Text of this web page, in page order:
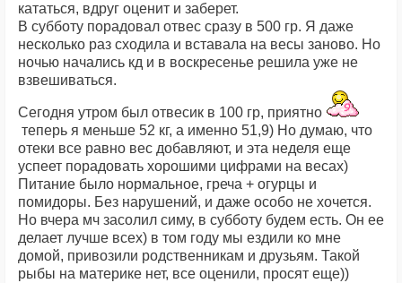
кататься, вдруг оценит и заберет.
В субботу порадовал отвес сразу в 500 гр. Я даже
несколько раз сходила и вставала на весы заново. Но
ночью начались кд и в воскресенье решила уже не
взвешиваться.
Сегодня утром был отвесик в 100 гр, приятно
теперь я меньше 52 кг, а именно 51,9) Но думаю, что
отеки все равно вес добавляют, и эта неделя еще
успеет порадовать хорошими цифрами на весах)
Питание было нормальное, греча + огурцы и
помидоры. Без нарушений, и даже особо не хочется.
Но вчера мч засолил симу, в субботу будем есть. Он ее
делает лучше всех) в том году мы ездили ко мне
домой, привозили родственникам и друзьям. Такой
рыбы на материке нет, все оценили, просят еще))